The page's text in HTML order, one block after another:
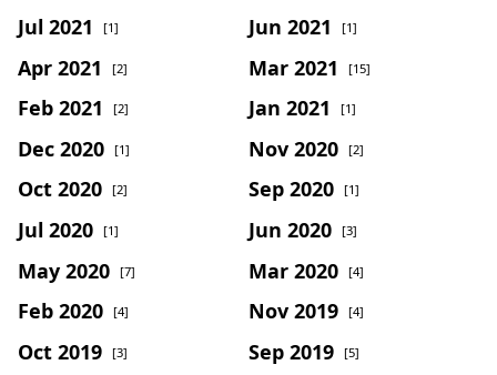
Jul 2021 [1] Jun 2021 [1]
Apr 2021 [2] Mar 2021 [15]
Feb 2021 [2] Jan 2021 [1]
Dec 2020 [1] Nov 2020 [2]
Oct 2020 [2] Sep 2020 [1]
Jul 2020 [1] Jun 2020 [3]
May 2020 [7] Mar 2020 [4]
Feb 2020 [4] Nov 2019 [4]
Oct 2019 [3] Sep 2019 [5]